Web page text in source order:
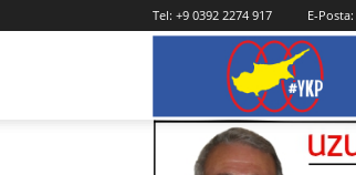
Tel: +9 0392 2274 917 E-Posta: